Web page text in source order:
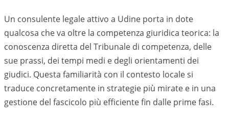
Un consulente legale attivo a Udine porta in dote
qualcosa che va oltre la competenza giuridica teorica: la
conoscenza diretta del Tribunale di competenza, delle
sue prassi, dei tempi medi e degli orientamenti dei
giudici. Questa familiarità con il contesto locale si
traduce concretamente in strategie più mirate e in una
gestione del fascicolo più efficiente fin dalle prime fasi.